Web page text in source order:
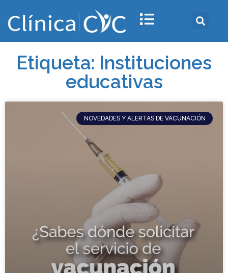
Etiqueta: Instituciones
educativas
NOVEDADES Y ALERTAS DE VACUNACIÓN